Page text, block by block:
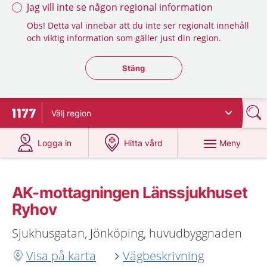
Jag vill inte se någon regional information
Obs! Detta val innebär att du inte ser regionalt innehåll
och viktig information som gäller just din region.
Stäng regionsväljaren
Stäng
Till startsidan för 1177
Välj region
Logga in
på 1177.se
Hitta vård
på 1177.se
Meny
AK-mottagningen Länssjukhuset
Ryhov
Sjukhusgatan, Jönköping, huvudbyggnaden
Visa på karta
Vägbeskrivning